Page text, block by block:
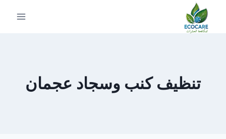
التجاوز
تنظيف كنب وسجاد عجمان